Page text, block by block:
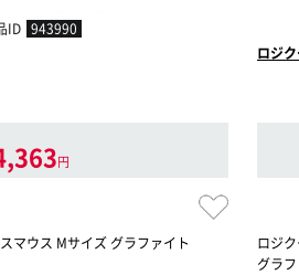
ID 943990
円
マウス Mサイズ グラファイト
ロジ
ロジ
グラ